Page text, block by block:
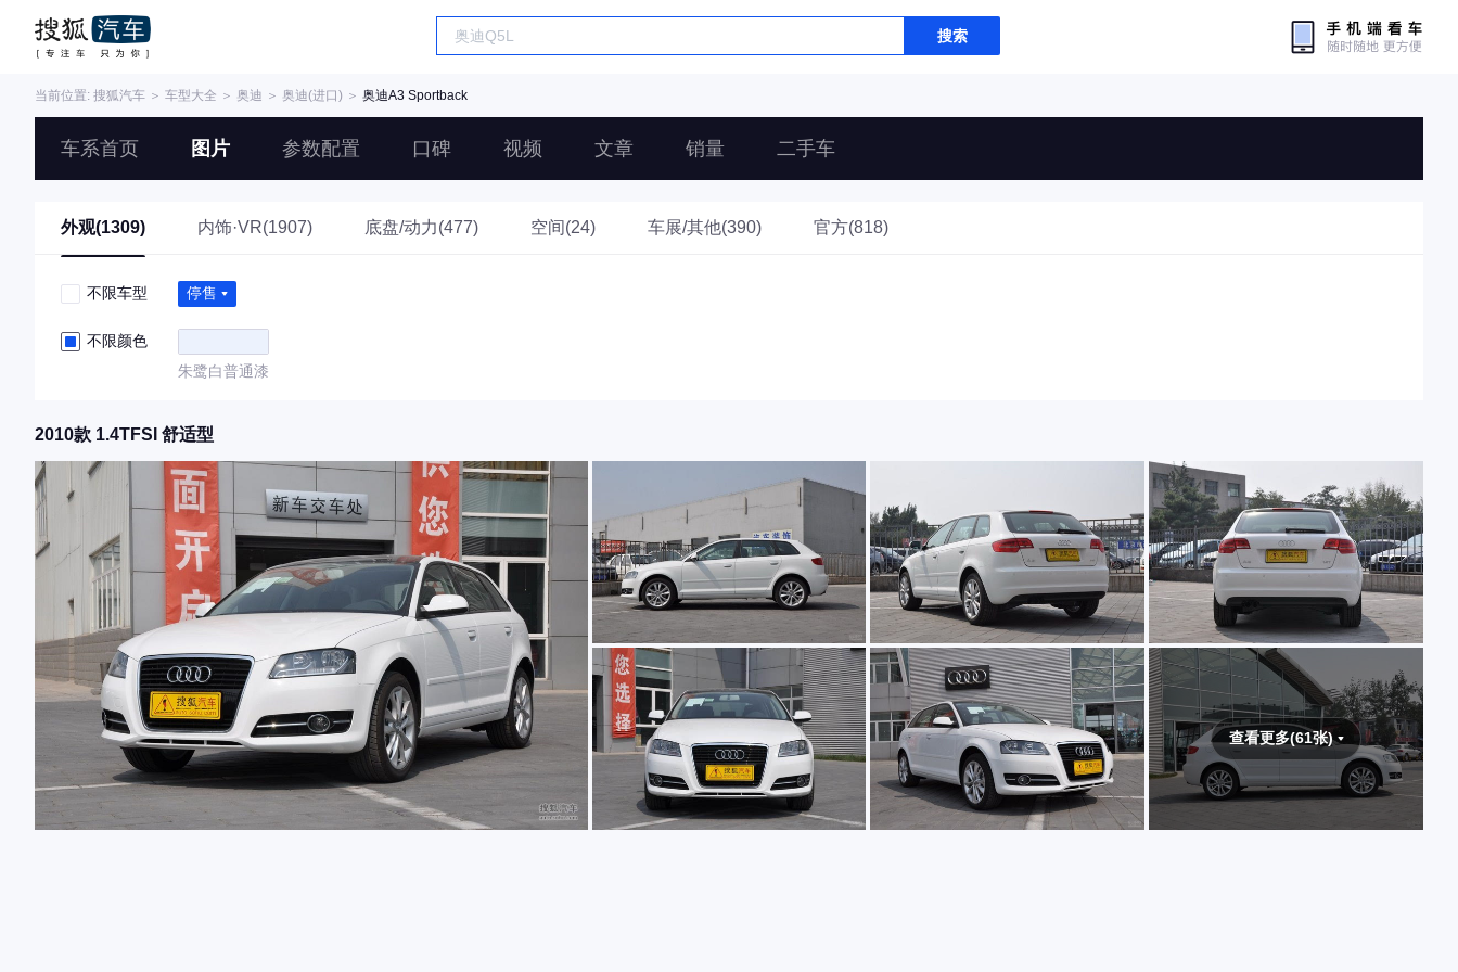
搜索
当前位置: 搜狐汽车 ＞ 车型大全 ＞ 奥迪 ＞ 奥迪(进口) ＞ 奥迪A3 Sportback
车系首页 图片 参数配置 口碑 视频 文章 销量 二手车
外观(1309) 内饰·VR(1907) 底盘/动力(477) 空间(24) 车展/其他(390) 官方(818)
不限车型 停售
不限颜色
朱鹭白普通漆
2010款 1.4TFSI 舒适型
查看更多(61张)